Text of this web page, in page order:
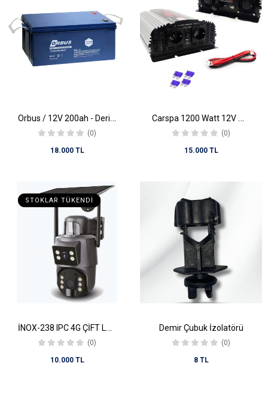
Orbus / 12V 200ah - Derin Deşarjlı Jel Akü
(0)
18.000 TL
Carspa 1200 Watt 12V Modifiye Sinüs Inverter
(0)
15.000 TL
STOKLAR TÜKENDI
İNOX-238 IPC 4G ÇİFT LENS SOLAR PANELLİ KAMERA(UBOX)
(0)
10.000 TL
Demir Çubuk İzolatörü
(0)
8 TL